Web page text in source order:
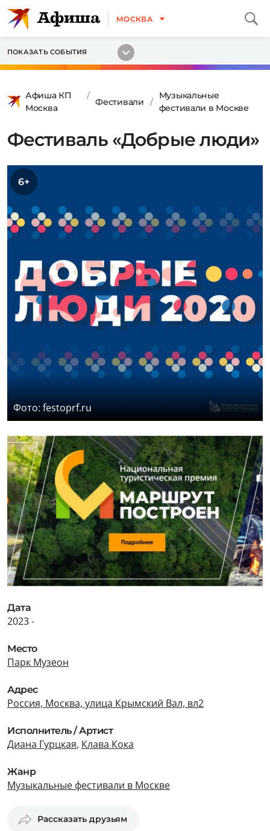
МОСКВА
ПОКАЗАТЬ СОБЫТИЯ
Афиша КП
Москва
Фестивали
Музыкальные
фестивали в Москве
Фестиваль «Добрые люди»
6+
Фото: festoprf.ru
Дата
2023 -
Место
Парк Музеон
Адрес
Россия, Москва, улица Крымский Вал, вл2
Исполнитель / Артист
Диана Гурцкая, Клава Кока
Жанр
Музыкальные фестивали в Москве
Рассказать друзьям